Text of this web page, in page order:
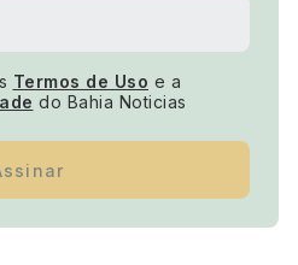
Termos de Uso e a
do Bahia Noticias